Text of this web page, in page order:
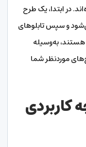
در ابتدا، یک طرح
و سپس تابلوهای
به‌وسیله
موردنظر شما
کاربردی